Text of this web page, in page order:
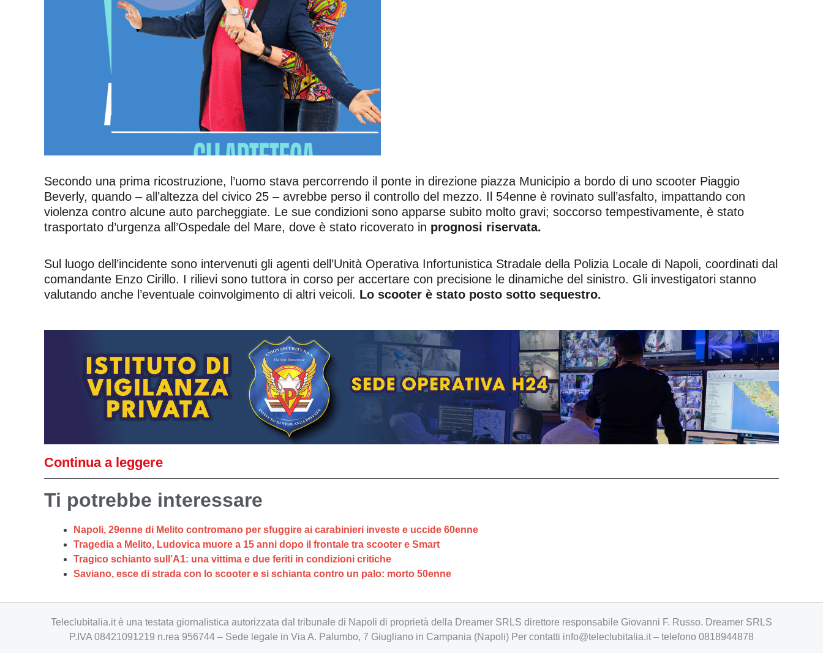
Secondo una prima ricostruzione, l’uomo stava percorrendo il ponte in direzione piazza Municipio a bordo di uno scooter Piaggio
Beverly, quando – all’altezza del civico 25 – avrebbe perso il controllo del mezzo. Il 54enne è rovinato sull’asfalto, impattando con
violenza contro alcune auto parcheggiate. Le sue condizioni sono apparse subito molto gravi; soccorso tempestivamente, è stato
trasportato d’urgenza all’Ospedale del Mare, dove è stato ricoverato in prognosi riservata.
Sul luogo dell’incidente sono intervenuti gli agenti dell’Unità Operativa Infortunistica Stradale della Polizia Locale di Napoli, coordinati dal
comandante Enzo Cirillo. I rilievi sono tuttora in corso per accertare con precisione le dinamiche del sinistro. Gli investigatori stanno
valutando anche l’eventuale coinvolgimento di altri veicoli. Lo scooter è stato posto sotto sequestro.
Continua a leggere
Ti potrebbe interessare
Napoli, 29enne di Melito contromano per sfuggire ai carabinieri investe e uccide 60enne
Tragedia a Melito, Ludovica muore a 15 anni dopo il frontale tra scooter e Smart
Tragico schianto sull’A1: una vittima e due feriti in condizioni critiche
Saviano, esce di strada con lo scooter e si schianta contro un palo: morto 50enne
Teleclubitalia.it è una testata giornalistica autorizzata dal tribunale di Napoli di proprietà della Dreamer SRLS direttore responsabile Giovanni F. Russo. Dreamer SRLS
P.IVA 08421091219 n.rea 956744 – Sede legale in Via A. Palumbo, 7 Giugliano in Campania (Napoli) Per contatti info@teleclubitalia.it – telefono 0818944878